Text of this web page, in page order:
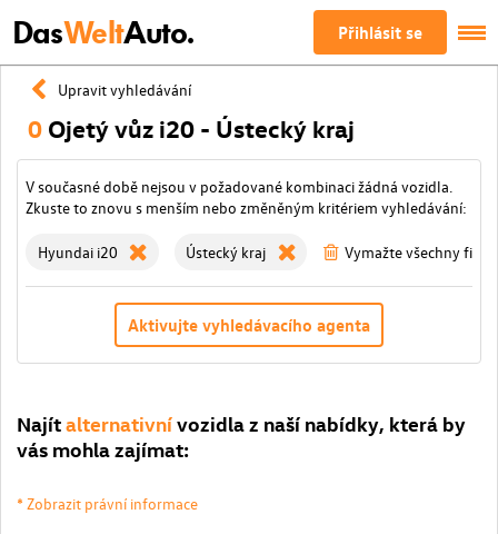
DasWeltAuto. Přihlásit se
Upravit vyhledávání
0 Ojetý vůz i20 - Ústecký kraj
V současné době nejsou v požadované kombinaci žádná vozidla.
Zkuste to znovu s menším nebo změněným kritériem vyhledávání:
Hyundai i20 Ústecký kraj Vymažte všechny filtry
Aktivujte vyhledávacího agenta
Najítalternativnívozidla z naší nabídky, která by
vás mohla zajímat:
* Zobrazit právní informace